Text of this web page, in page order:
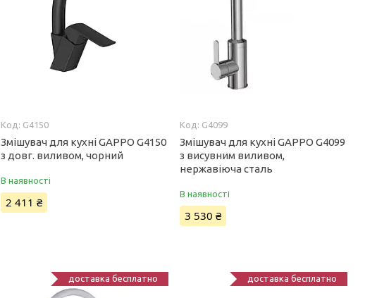
G4150
Змішувач для кухні GAPPO G4150
з довг. виливом, чорний
В наявності
2 411 ₴
G4099
Змішувач для кухні GAPPO G4099
з висувним виливом,
нержавіюча сталь
В наявності
3 530 ₴
доставка бесплатно доставка бесплатно